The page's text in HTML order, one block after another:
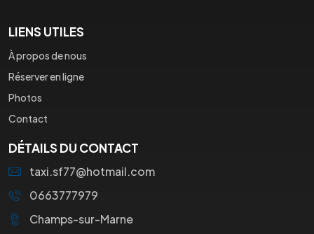
LIENS UTILES
À propos de nous
Réserver en ligne
Photos
Contact
DÉTAILS DU CONTACT
taxi.sf77@hotmail.com
0663777979
Champs-sur-Marne